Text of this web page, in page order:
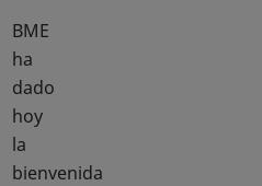
BME
ha
dado
hoy
la
bienvenida